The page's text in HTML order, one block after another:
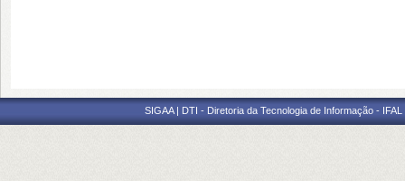
SIGAA | DTI - Diretoria da Tecnologia de Informação -